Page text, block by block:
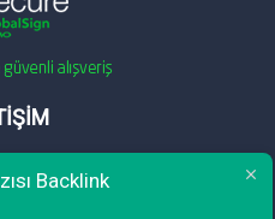
Backlink